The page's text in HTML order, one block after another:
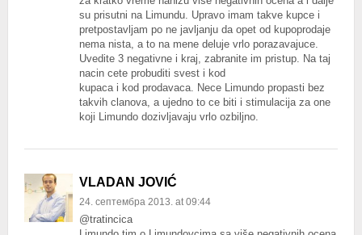
su prisutni na Limundu. Upravo imam takve kupce i
pretpostavljam po ne javljanju da opet od kupoprodaje
nema nista, a to na mene deluje vrlo porazavajuce.
Uvedite 3 negativne i kraj, zabranite im pristup. Na taj
nacin cete probuditi svest i kod
kupaca i kod prodavaca. Nece Limundo propasti bez
takvih clanova, a ujedno to ce biti i stimulacija za one
koji Limundo dozivljavaju vrlo ozbiljno.
VLADAN JOVIĆ
24. септембра 2013. at 09:44
@tratincica